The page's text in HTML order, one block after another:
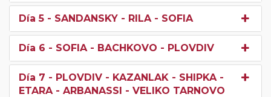
Día 5 - SANDANSKY - RILA - SOFIA
Día 6 - SOFIA - BACHKOVO - PLOVDIV
Día 7 - PLOVDIV - KAZANLAK - SHIPKA -
ETARA - ARBANASSI - VELIKO TARNOVO